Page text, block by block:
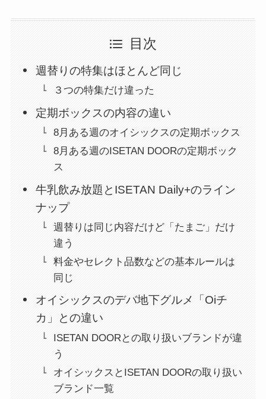
目次
週替りの特集はほとんど同じ
３つの特集だけ違った
定期ボックスの内容の違い
8月ある週のオイシックスの定期ボックス
8月ある週のISETAN DOORの定期ボック
ス
牛乳飲み放題とISETAN Daily+のライン
ナップ
週替りは同じ内容だけど「たまご」だけ
違う
料金やセレクト品数などの基本ルールは
同じ
オイシックスのデバ地下グルメ「Oiチ
カ」との違い
ISETAN DOORとの取り扱いブランドが違
う
オイシックスとISETAN DOORの取り扱い
ブランド一覧